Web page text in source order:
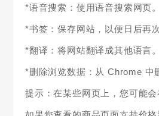
*语音搜索：使用语音搜索网页。
*书签：保存网站，以便日后再
*翻译：将网站翻译成其他语言。
*删除浏览数据：从 Chrome 中
提示：在某些网页上，您可能